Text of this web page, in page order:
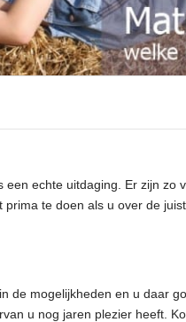
echte uitdaging. Er zijn
te doen als u over de
de mogelijkheden en u daar
u nog jaren plezier heeft.